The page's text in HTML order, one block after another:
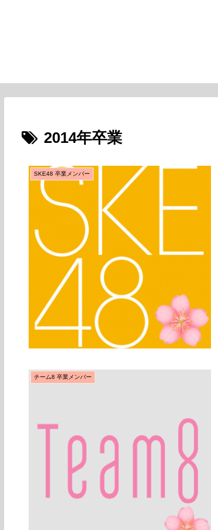
2014年卒業
SKE48 卒業メンバー
チーム8 卒業メンバー